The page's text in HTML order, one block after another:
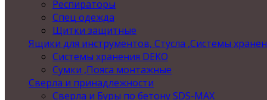
Респираторы
Спец одежда
Щитки защитные
Ящики для инструментов, Стусла ,Системы
Системы хранения DEKO
Сумки ,Пояса монтажные
Сверла и принадлежности
Сверла и Буры по бетону SDS-MAX